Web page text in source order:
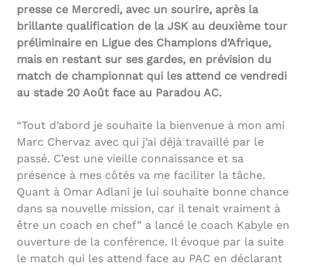
presse ce Mercredi, avec un sourire, après la
brillante qualification de la JSK au deuxième tour
préliminaire en Ligue des Champions d’Afrique,
mais en restant sur ses gardes, en prévision du
match de championnat qui les attend ce vendredi
au stade 20 Août face au Paradou AC.
“Tout d’abord je souhaite la bienvenue à mon ami
Marc Chervaz avec qui j’ai déjà travaillé par le
passé. C’est une vieille connaissance et sa
présence à mes côtés va me faciliter la tâche.
Quant à Omar Adlani je lui souhaite bonne chance
dans sa nouvelle mission, car il tenait vraiment à
être un coach en chef” a lancé le coach Kabyle en
ouverture de la conférence. Il évoque par la suite
le match qui les attend face au PAC en déclarant